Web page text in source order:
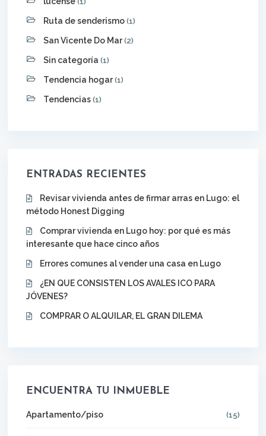
Ruta de senderismo (1)
San Vicente Do Mar(2)
Sin categoría (1)
Tendencia hogar(1)
Tendencias (1)
ENTRADAS RECIENTES
Revisar vivienda antes de firmar arras en Lugo: el
método Honest Digging
Comprar vivienda en Lugo hoy: por qué es más
interesante que hace cinco años
Errores comunes al vender una casa en Lugo
¿EN QUE CONSISTEN LOS AVALES ICO PARA
JÓVENES?
COMPRAR O ALQUILAR, EL GRAN DILEMA
ENCUENTRA TU INMUEBLE
Apartamento/piso (15)